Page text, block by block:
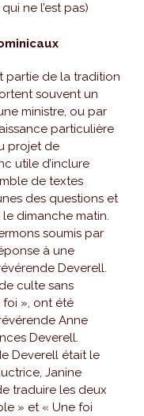
ne l’est pas)
partie de la tradition
souvent un
ministre, ou par
particulière
projet de
utile d’inclure
de textes
des questions et
dimanche matin.
soumis par
à une
Deverell.
culte sans
», ont été
Anne
Deverell.
Deverell était le
Janine
traduire les deux
» et « Une foi